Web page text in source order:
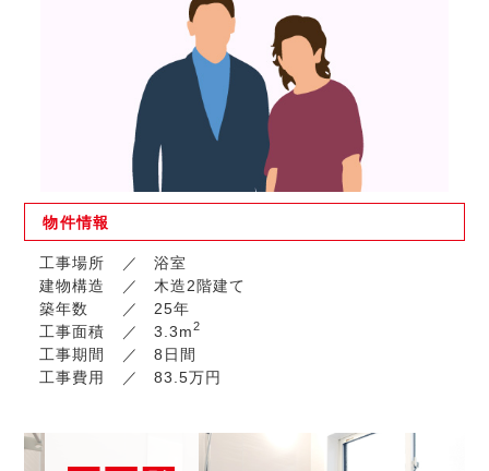
物件情報
工事場所
浴室
建物構造
木造2階建て
築年数
25年
工事面積
3.3m2
工事期間
8日間
工事費用
83.5万円